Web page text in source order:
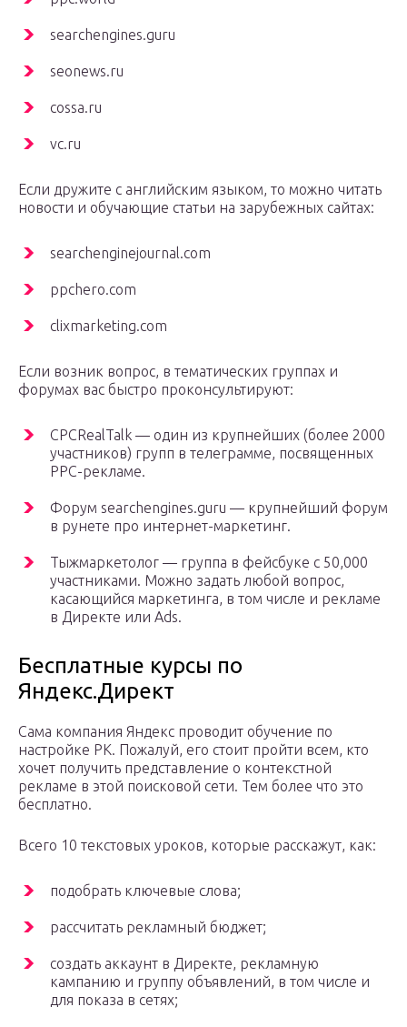
searchengines.guru
seonews.ru
cossa.ru
vc.ru
Если дружите с английским языком, то можно читать
новости и обучающие статьи на зарубежных сайтах:
searchenginejournal.com
ppchero.com
clixmarketing.com
Если возник вопрос, в тематических группах и
форумах вас быстро проконсультируют:
CPCRealTalk — один из крупнейших (более 2000
участников) групп в телеграмме, посвященных
PPC-рекламе.
Форум searchengines.guru — крупнейший форум
в рунете про интернет-маркетинг.
Тыжмаркетолог — группа в фейсбуке с 50,000
участниками. Можно задать любой вопрос,
касающийся маркетинга, в том числе и рекламе
в Директе или Ads.
Бесплатные курсы по
Яндекс.Директ
Сама компания Яндекс проводит обучение по
настройке РК. Пожалуй, его стоит пройти всем, кто
хочет получить представление о контекстной
рекламе в этой поисковой сети. Тем более что это
бесплатно.
Всего 10 текстовых уроков, которые расскажут, как:
подобрать ключевые слова;
рассчитать рекламный бюджет;
создать аккаунт в Директе, рекламную
кампанию и группу объявлений, в том числе и
для показа в сетях;